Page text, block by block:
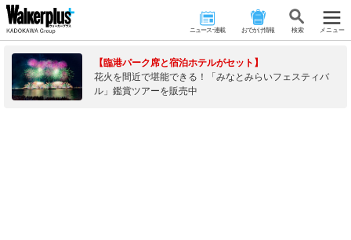
ニュース･連載 おでかけ情報 検 索 メニュー
【臨港パーク席と宿泊ホテルがセット】
花火を間近で堪能できる！「みなとみらいフェスティバ
ル」鑑賞ツアーを販売中